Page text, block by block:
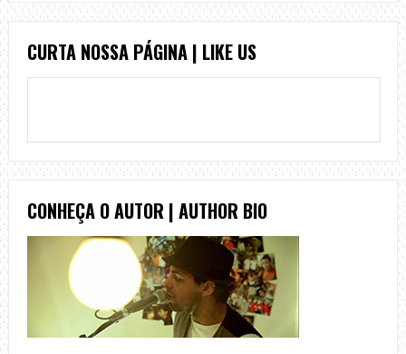
CURTA NOSSA PÁGINA | LIKE US
CONHEÇA O AUTOR | AUTHOR BIO